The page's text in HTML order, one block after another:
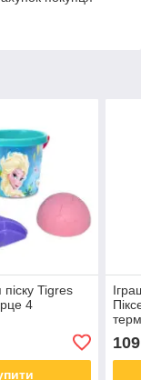
піску Tigres
4
(77951)
109